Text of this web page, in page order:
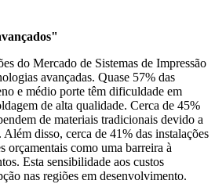
do Mercado de Sistemas de Impressão
avançadas. Quase 57% das
e médio porte têm dificuldade em
de alta qualidade. Cerca de 45%
de materiais tradicionais devido a
Além disso, cerca de 41% das instalações
orçamentais como uma barreira à
Esta sensibilidade aos custos
nas regiões em desenvolvimento.